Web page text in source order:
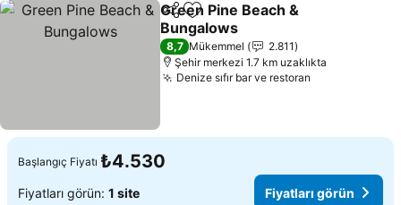
PaylaşFavorilerime ekle
Green Pine Beach &
Bungalows
Fiyatları görün
8,7 Mükemmel
2.811
Şehir merkezi 1.7 km uzaklıkta
Denize sıfır bar ve restoran
Başlangıç Fiyatı ₺4.530
Fiyatları görün: 1 site Fiyatları görün